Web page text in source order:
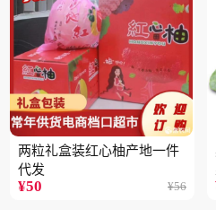
两粒礼盒装红心柚产地一件
代发
¥50 ¥56